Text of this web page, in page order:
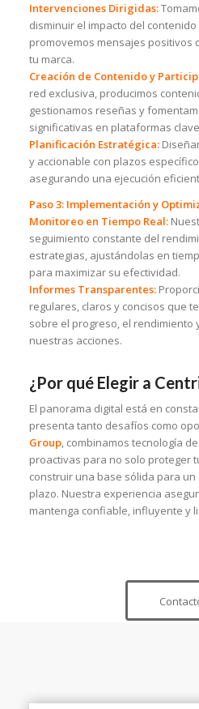
Intervenciones Dirigidas:
disminuir el impacto del
promovemos mensajes positivos
tu marca.
Creación de Contenido y
red exclusiva, producimos
gestionamos reseñas y
significativas en plataformas
Planificación Estratégica:
y accionable con plazos
asegurando una ejecución
Paso 3: Implementación y
Monitoreo en Tiempo Real:
seguimiento constante del
estrategias, ajustándolas en
para maximizar su efectividad.
Informes Transparentes:
regulares, claros y concisos que
sobre el progreso, el rendimiento
nuestras acciones.
¿Por qué Elegir a
El panorama digital está en
presenta tanto desafíos como
Group, combinamos tecnología
proactivas para no solo proteger
construir una base sólida para un
plazo. Nuestra experiencia
mantenga confiable, influyente y